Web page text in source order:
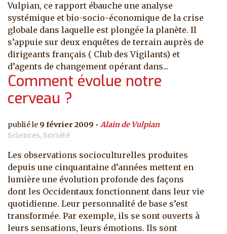
Vulpian, ce rapport ébauche une analyse
systémique et bio-socio-économique de la crise
globale dans laquelle est plongée la planète. Il
s’appuie sur deux enquêtes de terrain auprès de
dirigeants français ( Club des Vigilants) et
d’agents de changement opérant dans...
Comment évolue notre
cerveau ?
9 février 2009
Alain de Vulpian
Sciences, Société
Les observations socioculturelles produites
depuis une cinquantaine d’années mettent en
lumière une évolution profonde des façons
dont les Occidentaux fonctionnent dans leur vie
quotidienne. Leur personnalité de base s’est
transformée. Par exemple, ils se sont ouverts à
leurs sensations, leurs émotions. Ils sont